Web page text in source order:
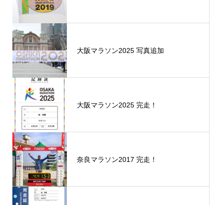
大阪マラソン2025 写真追加
大阪マラソン2025 完走！
奈良マラソン2017 完走！